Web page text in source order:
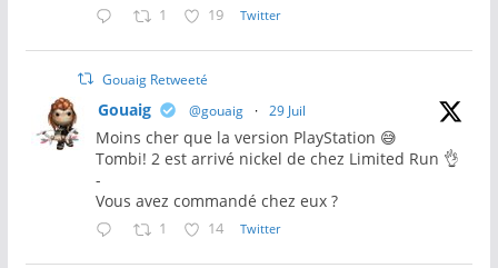
1 19 Twitter
Gouaig Retweeté
Gouaig @gouaig · 29 Juil
Moins cher que la version PlayStation 😅
Tombi! 2 est arrivé nickel de chez Limited Run 👌
-
Vous avez commandé chez eux ?
1 14 Twitter